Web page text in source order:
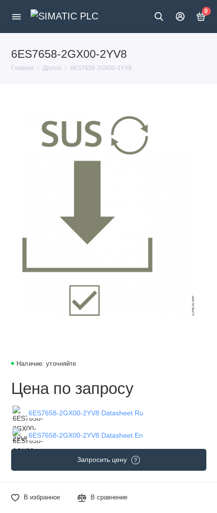
0
6ES7658-2GX00-2YV8
Главная Другое 6ES7658-2GX00-2YV8
Наличие: уточняйте
Цена по запросу
6ES7658-2GX00-2YV8 Datasheet Ru
6ES7658-2GX00-2YV8 Datasheet En
Запросить цену
В избранное В сравнение